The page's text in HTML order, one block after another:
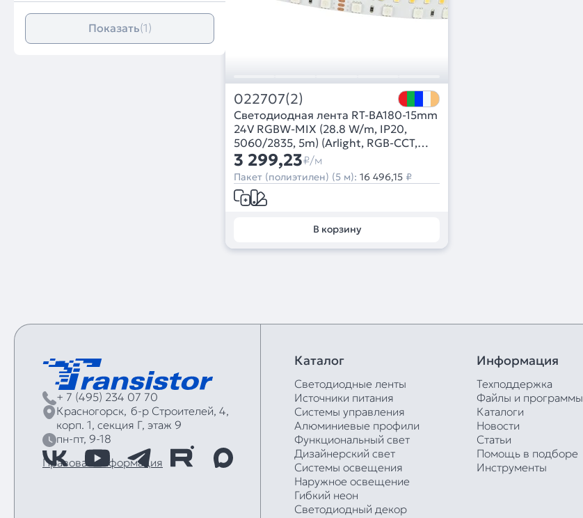
Показать(1)
022707(2)
Светодиодная лента RT-BA180-15mm
24V RGBW-MIX (28.8 W/m, IP20,
5060/2835, 5m) (Arlight, RGB-CCT,
RGB-MIX, RGB-White MIX)
3 299,23₽/м
Пакет (полиэтилен) (5 м): 16 496,15 ₽
В корзину
+ 7 (495) 234 07 70
Красногорск, б‑р Строителей, 4,
корп. 1, секция Г, этаж 9
пн-пт, 9-18
Правовая информация
Каталог
Светодиодные ленты
Источники питания
Системы управления
Алюминиевые профили
Функциональный свет
Дизайнерский свет
Системы освещения
Наружное освещение
Гибкий неон
Светодиодный декор
Информация
Техподдержка
Файлы и программы
Каталоги
Новости
Статьи
Помощь в подборе
Инструменты